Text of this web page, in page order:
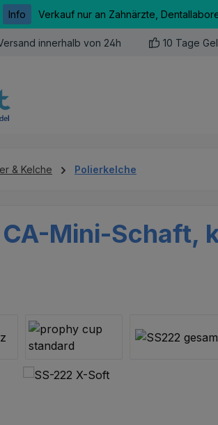
Info Verkauf nur an Zahnärzte,
innerhalb von 24h 10 Tage
& Kelche Polierkelche
Mini-Schaft,